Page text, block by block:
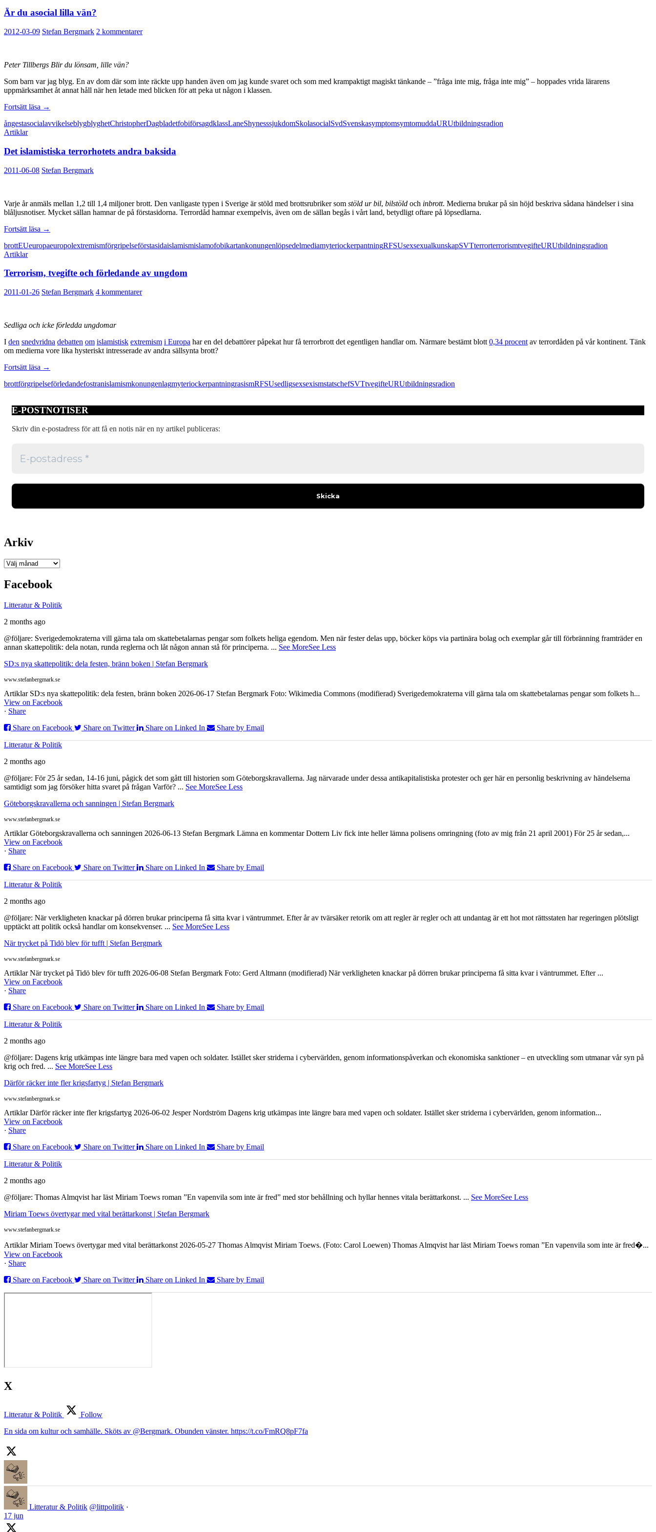
Är du asocial lilla vän?
2012-03-09 Stefan Bergmark 2 kommentarer
Peter Tillbergs Blir du lönsam, lille vän?
Som barn var jag blyg. En av dom där som inte räckte upp handen även om jag kunde svaret och som med krampaktigt magiskt tänkande – ”fråga inte mig, fråga inte mig” – hoppades vrida lärarens
uppmärksamhet åt annat håll när hen letade med blicken för att peka ut någon i klassen.
Fortsätt läsa Är
asocial
→
ångestasocialavvikelseblygblyghetChristopherDagbladetfobiförsagdklassLaneShynesssjukdomSkolasocialSvdSvenskasymptomsymtomuddaURUtbildningsradion
Artiklar
Det islamistiska terrorhotets andra baksida
2011-06-08 Stefan Bergmark
Varje år anmäls mellan 1,2 till 1,4 miljoner brott. Den vanligaste typen i Sverige är stöld med brottsrubriker som stöld ur bil, bilstöld och inbrott. Medierna brukar på sin höjd beskriva sådana händelser i sina
blåljusnotiser. Mycket sällan hamnar de på förstasidorna. Terrordåd hamnar exempelvis, även om de sällan begås i vårt land, betydligt oftare på löpsedlarna.
Fortsätt läsa Det
terrorhotets
→
brottEUeuropaeuropolextremismförgripelseförstasidaislamismislamofobikartankonungenlöpsedelmediamyteriockerpantningRFSUsexsexualkunskapSVTterrorterrorismtvegifteURUtbildningsradion
Artiklar
Terrorism, tvegifte och förledande av ungdom
2011-01-26 Stefan Bergmark 4 kommentarer
Sedliga och icke förledda ungdomar
I den snedvridna debatten om islamistisk extremism i Europa har en del debattörer påpekat hur få terrorbrott det egentligen handlar om. Närmare bestämt blott 0,34 procent av terrordåden på vår kontinent. Tänk
om medierna vore lika hysteriskt intresserade av andra sällsynta brott?
Fortsätt läsa Terrorism,
och
ungdom
→
brottförgripelseförledandefostranislamismkonungenlagmyteriockerpantningrasismRFSUsedligsexsexismstatschefSVTtvegifteURUtbildningsradion
E-POSTNOTISER
Skriv din e-postadress för att få en notis när en ny artikel publiceras:
Arkiv
Arkiv
Facebook
Litteratur & Politik
2 months ago
@följare: Sverigedemokraterna vill gärna tala om skattebetalarnas pengar som folkets heliga egendom. Men när fester delas upp, böcker köps via partinära bolag och exemplar går till förbränning framträder en
annan skattepolitik: dela notan, runda reglerna och låt någon annan stå för principerna. ... See MoreSee Less
SD:s nya skattepolitik: dela festen, bränn boken | Stefan Bergmark
www.stefanbergmark.se
Artiklar SD:s nya skattepolitik: dela festen, bränn boken 2026-06-17 Stefan Bergmark Foto: Wikimedia Commons (modifierad) Sverigedemokraterna vill gärna tala om skattebetalarnas pengar som folkets h...
View on Facebook
· Share
Share on Facebook
Share on Twitter Share on Linked In Share by Email
Litteratur & Politik
2 months ago
@följare: För 25 år sedan, 14-16 juni, pågick det som gått till historien som Göteborgskravallerna. Jag närvarade under dessa antikapitalistiska protester och ger här en personlig beskrivning av händelserna
samtidigt som jag försöker hitta svaret på frågan Varför? ... See MoreSee Less
Göteborgskravallerna och sanningen | Stefan Bergmark
www.stefanbergmark.se
Artiklar Göteborgskravallerna och sanningen 2026-06-13 Stefan Bergmark Lämna en kommentar Dottern Liv fick inte heller lämna polisens omringning (foto av mig från 21 april 2001) För 25 år sedan,...
View on Facebook
· Share
Share on Facebook
Share on Twitter Share on Linked In Share by Email
Litteratur & Politik
2 months ago
@följare: När verkligheten knackar på dörren brukar principerna få sitta kvar i väntrummet. Efter år av tvärsäker retorik om att regler är regler och att undantag är ett hot mot rättsstaten har regeringen plötsligt
upptäckt att politik också handlar om konsekvenser. ... See MoreSee Less
När trycket på Tidö blev för tufft | Stefan Bergmark
www.stefanbergmark.se
Artiklar När trycket på Tidö blev för tufft 2026-06-08 Stefan Bergmark Foto: Gerd Altmann (modifierad) När verkligheten knackar på dörren brukar principerna få sitta kvar i väntrummet. Efter ...
View on Facebook
· Share
Share on Facebook
Share on Twitter Share on Linked In Share by Email
Litteratur & Politik
2 months ago
@följare: Dagens krig utkämpas inte längre bara med vapen och soldater. Istället sker striderna i cybervärlden, genom informationspåverkan och ekonomiska sanktioner – en utveckling som utmanar vår syn på
krig och fred. ... See MoreSee Less
Därför räcker inte fler krigsfartyg | Stefan Bergmark
www.stefanbergmark.se
Artiklar Därför räcker inte fler krigsfartyg 2026-06-02 Jesper Nordström Dagens krig utkämpas inte längre bara med vapen och soldater. Istället sker striderna i cybervärlden, genom information...
View on Facebook
· Share
Share on Facebook
Share on Twitter Share on Linked In Share by Email
Litteratur & Politik
2 months ago
@följare: Thomas Almqvist har läst Miriam Toews roman ”En vapenvila som inte är fred” med stor behållning och hyllar hennes vitala berättarkonst. ... See MoreSee Less
Miriam Toews övertygar med vital berättarkonst | Stefan Bergmark
www.stefanbergmark.se
Artiklar Miriam Toews övertygar med vital berättarkonst 2026-05-27 Thomas Almqvist Miriam Toews. (Foto: Carol Loewen) Thomas Almqvist har läst Miriam Toews roman ”En vapenvila som inte är fred�...
View on Facebook
· Share
Share on Facebook
Share on Twitter Share on Linked In Share by Email
X
Litteratur & Politik
Follow
En sida om kultur och samhälle. Sköts av @Bergmark. Obunden vänster. https://t.co/FmRQ8pF7fa
Litteratur & Politik @littpolitik ·
17 jun